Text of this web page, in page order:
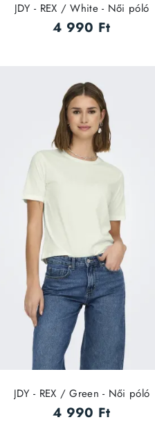
JDY - REX / White - Női póló
4 990 Ft
JDY - REX / Green - Női póló
4 990 Ft